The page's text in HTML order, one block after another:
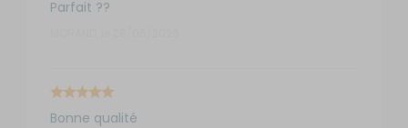
Parfait ??
Bonne qualité